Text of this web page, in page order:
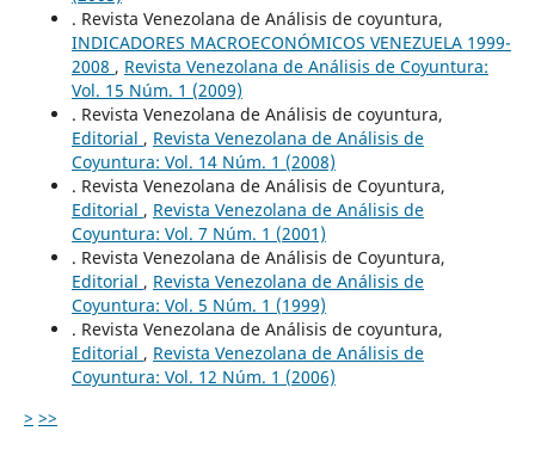
. Revista Venezolana de Análisis de coyuntura,
INDICADORES MACROECONÓMICOS VENEZUELA 1999-
2008 , Revista Venezolana de Análisis de Coyuntura:
Vol. 15 Núm. 1 (2009)
. Revista Venezolana de Análisis de coyuntura,
Editorial , Revista Venezolana de Análisis de
Coyuntura: Vol. 14 Núm. 1 (2008)
. Revista Venezolana de Análisis de Coyuntura,
Editorial , Revista Venezolana de Análisis de
Coyuntura: Vol. 7 Núm. 1 (2001)
. Revista Venezolana de Análisis de Coyuntura,
Editorial , Revista Venezolana de Análisis de
Coyuntura: Vol. 5 Núm. 1 (1999)
. Revista Venezolana de Análisis de coyuntura,
Editorial , Revista Venezolana de Análisis de
Coyuntura: Vol. 12 Núm. 1 (2006)
> >>